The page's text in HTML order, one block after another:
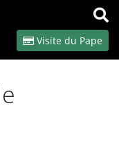
OK
Visite du Pape